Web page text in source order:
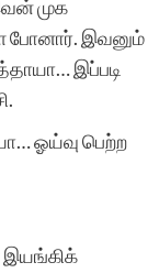
முக
போனார். இவனும்
இப்படி
ஓய்வு பெற்ற
இயங்கிக்